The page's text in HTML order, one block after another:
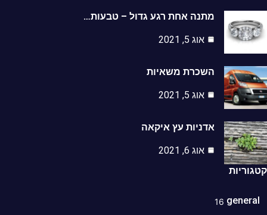
מתנה אחת רגע גדול – טבעות…
אוג 5, 2021
השכרת משאיות
אוג 5, 2021
אדניות עץ איקאה
אוג 6, 2021
16